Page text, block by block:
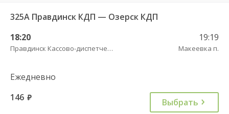
325А Правдинск КДП — Озерск КДП
18:20
Правдинск Кассово-диспетчерский пункт
19:19
Макеевка п.
Ежедневно
146 руб. Выбрать